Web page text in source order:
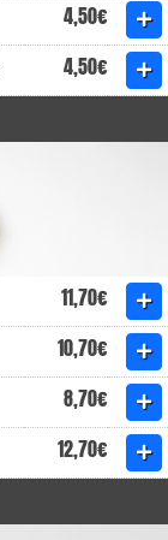
4,50€
4,50€
11,70€
10,70€
8,70€
12,70€